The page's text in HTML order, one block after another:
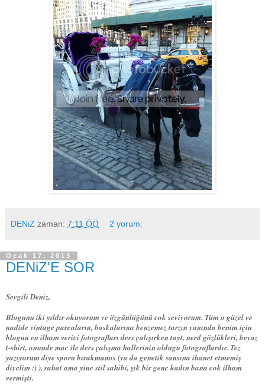
DENiZ zaman: 7:11 ÖÖ 2 yorum:
Ocak 17, 2013
DENiZ'E SOR
Sevgili Deniz,
Blogunu iki yıldır okuyorum ve özgünlüğünü cok seviyorum. Tüm o güzel ve
nadide vintage parcaların, baskalarına benzemez tarzın yanında benim için
blogun en ilham verici fotografları ders çalışırken tayt, nerd gözlükleri, beyaz
t-shirt, onunde mac ile ders çalışma hallerinin oldugu fotograflardır. Tez
yazıyorum diye sporu bırakmamıs (ya da genetik sansına ihanet etmemiş
diyelim :) ), rahat ama yine stil sahibi, şık bir genc kadın bana cok ilham
vermişti.